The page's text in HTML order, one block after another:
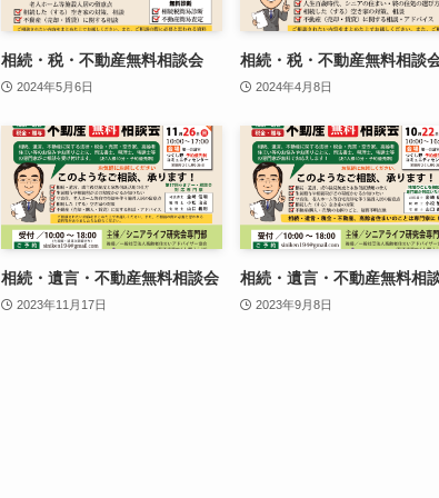
相続・税・不動産無料相談会
2024年5月6日
相続・税・不動産無料相談
2024年4月8日
相続・遺言・不動産無料相談会
2023年11月17日
相続・遺言・不動産無料相
2023年9月8日